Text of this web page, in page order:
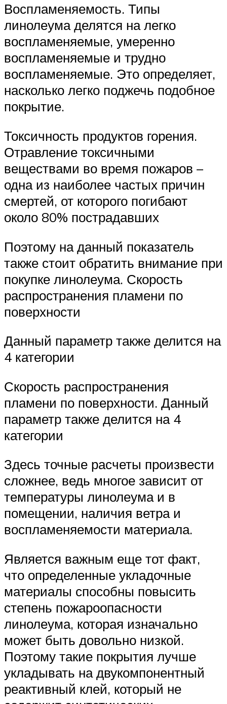
Воспламеняемость. Типы
линолеума делятся на легко
воспламеняемые, умеренно
воспламеняемые и трудно
воспламеняемые. Это определяет,
насколько легко поджечь подобное
покрытие.
Токсичность продуктов горения.
Отравление токсичными
веществами во время пожаров –
одна из наиболее частых причин
смертей, от которого погибают
около 80% пострадавших
Поэтому на данный показатель
также стоит обратить внимание при
покупке линолеума. Скорость
распространения пламени по
поверхности
Данный параметр также делится на
4 категории
Скорость распространения
пламени по поверхности. Данный
параметр также делится на 4
категории
Здесь точные расчеты произвести
сложнее, ведь многое зависит от
температуры линолеума и в
помещении, наличия ветра и
воспламеняемости материала.
Является важным еще тот факт,
что определенные укладочные
материалы способны повысить
степень пожароопасности
линолеума, которая изначально
может быть довольно низкой.
Поэтому такие покрытия лучше
укладывать на двукомпонентный
реактивный клей, который не